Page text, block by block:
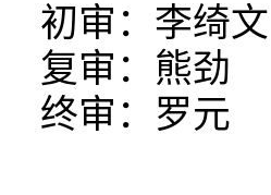
初审：李绮文
复审：熊劲
终审：罗元